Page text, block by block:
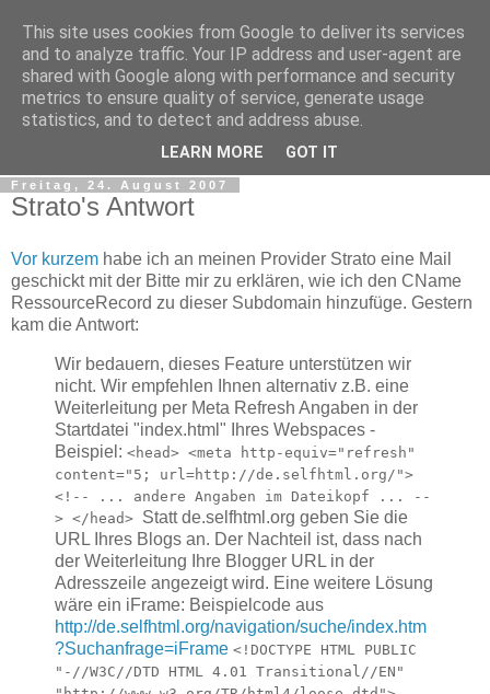
tobsen.de
Dinge die das Leben erleichtern, Wissenswertes, C# und
Freitag, 24. August 2007
Strato's Antwort
Vor kurzem habe ich an meinen Provider Strato eine Mail
geschickt mit der Bitte mir zu erklären, wie ich den CName
RessourceRecord zu dieser Subdomain hinzufüge. Gestern
kam die Antwort:
Wir bedauern, dieses Feature unterstützen wir
nicht. Wir empfehlen Ihnen alternativ z.B. eine
Weiterleitung per Meta Refresh Angaben in der
Startdatei "index.html" Ihres Webspaces -
Beispiel: <head> <meta http-equiv="refresh"
content="5; url=http://de.selfhtml.org/">
<!-- ... andere Angaben im Dateikopf ... --
> </head> Statt de.selfhtml.org geben Sie die
URL Ihres Blogs an. Der Nachteil ist, dass nach
der Weiterleitung Ihre Blogger URL in der
Adresszeile angezeigt wird. Eine weitere Lösung
wäre ein iFrame: Beispielcode aus
http://de.selfhtml.org/navigation/suche/index.htm
?Suchanfrage=iFrame <!DOCTYPE HTML PUBLIC
"-//W3C//DTD HTML 4.01 Transitional//EN"
This site uses cookies from Google to deliver its services
and to analyze traffic. Your IP address and user-agent are
shared with Google along with performance and security
metrics to ensure quality of service, generate usage
statistics, and to detect and address abuse.
LEARN MORE GOT IT